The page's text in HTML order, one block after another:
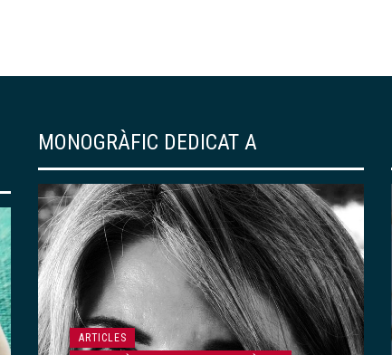
MONOGRÀFIC DEDICAT A
ARTICLES
139 – «RESSÒ DE
JAPONISME». UN
RECORREGUT PER LA
COL·LECCIÓ DE